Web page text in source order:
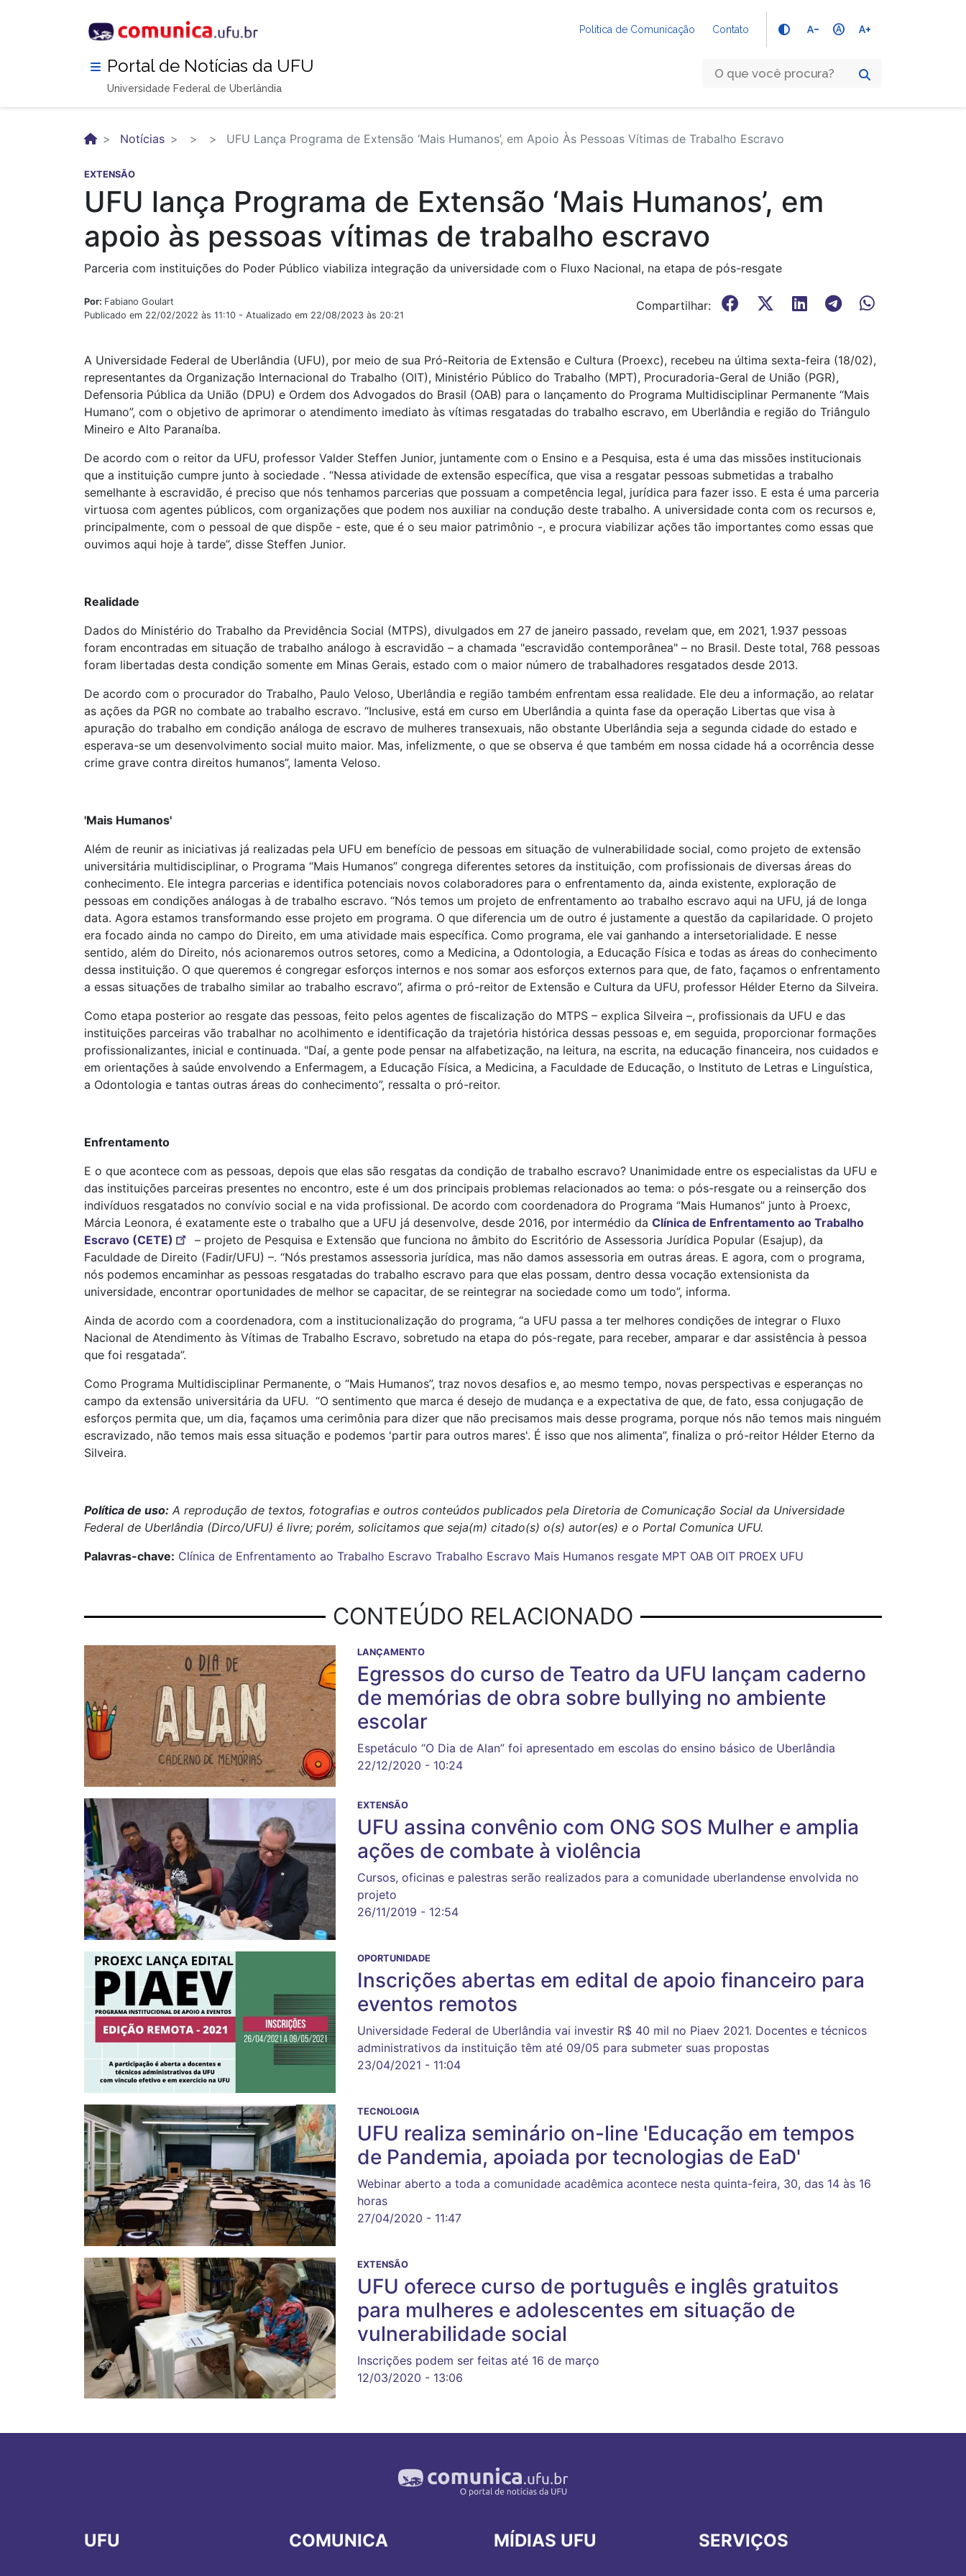
Política de Comunicação Contato text_decrease hdr_auto text_increase
Portal de Notícias da UFU
Universidade Federal de Uberlândia
Notícias UFU Lança Programa de Extensão ‘Mais Humanos’, em Apoio Às Pessoas Vítimas de Trabalho Escravo
EXTENSÃO
UFU lança Programa de Extensão ‘Mais Humanos’, em
apoio às pessoas vítimas de trabalho escravo
Parceria com instituições do Poder Público viabiliza integração da universidade com o Fluxo Nacional, na etapa de pós-resgate
Por: Fabiano Goulart
Publicado em 22/02/2022 às 11:10 - Atualizado em 22/08/2023 às 20:21
Compartilhar:
A Universidade Federal de Uberlândia (UFU), por meio de sua Pró-Reitoria de Extensão e Cultura (Proexc), recebeu na última sexta-feira (18/02),
representantes da Organização Internacional do Trabalho (OIT), Ministério Público do Trabalho (MPT), Procuradoria-Geral de União (PGR),
Defensoria Pública da União (DPU) e Ordem dos Advogados do Brasil (OAB) para o lançamento do Programa Multidisciplinar Permanente “Mais
Humano”, com o objetivo de aprimorar o atendimento imediato às vítimas resgatadas do trabalho escravo, em Uberlândia e região do Triângulo
Mineiro e Alto Paranaíba.
De acordo com o reitor da UFU, professor Valder Steffen Junior, juntamente com o Ensino e a Pesquisa, esta é uma das missões institucionais
que a instituição cumpre junto à sociedade . “Nessa atividade de extensão específica, que visa a resgatar pessoas submetidas a trabalho
semelhante à escravidão, é preciso que nós tenhamos parcerias que possuam a competência legal, jurídica para fazer isso. E esta é uma parceria
virtuosa com agentes públicos, com organizações que podem nos auxiliar na condução deste trabalho. A universidade conta com os recursos e,
principalmente, com o pessoal de que dispõe - este, que é o seu maior patrimônio -, e procura viabilizar ações tão importantes como essas que
ouvimos aqui hoje à tarde”, disse Steffen Junior.
Realidade
Dados do Ministério do Trabalho da Previdência Social (MTPS), divulgados em 27 de janeiro passado, revelam que, em 2021, 1.937 pessoas
foram encontradas em situação de trabalho análogo à escravidão – a chamada "escravidão contemporânea" – no Brasil. Deste total, 768 pessoas
foram libertadas desta condição somente em Minas Gerais, estado com o maior número de trabalhadores resgatados desde 2013.
De acordo com o procurador do Trabalho, Paulo Veloso, Uberlândia e região também enfrentam essa realidade. Ele deu a informação, ao relatar
as ações da PGR no combate ao trabalho escravo. “Inclusive, está em curso em Uberlândia a quinta fase da operação Libertas que visa à
apuração do trabalho em condição análoga de escravo de mulheres transexuais, não obstante Uberlândia seja a segunda cidade do estado e
esperava-se um desenvolvimento social muito maior. Mas, infelizmente, o que se observa é que também em nossa cidade há a ocorrência desse
crime grave contra direitos humanos”, lamenta Veloso.
'Mais Humanos'
Além de reunir as iniciativas já realizadas pela UFU em benefício de pessoas em situação de vulnerabilidade social, como projeto de extensão
universitária multidisciplinar, o Programa “Mais Humanos” congrega diferentes setores da instituição, com profissionais de diversas áreas do
conhecimento. Ele integra parcerias e identifica potenciais novos colaboradores para o enfrentamento da, ainda existente, exploração de
pessoas em condições análogas à de trabalho escravo. “Nós temos um projeto de enfrentamento ao trabalho escravo aqui na UFU, já de longa
data. Agora estamos transformando esse projeto em programa. O que diferencia um de outro é justamente a questão da capilaridade. O projeto
era focado ainda no campo do Direito, em uma atividade mais específica. Como programa, ele vai ganhando a intersetorialidade. E nesse
sentido, além do Direito, nós acionaremos outros setores, como a Medicina, a Odontologia, a Educação Física e todas as áreas do conhecimento
dessa instituição. O que queremos é congregar esforços internos e nos somar aos esforços externos para que, de fato, façamos o enfrentamento
a essas situações de trabalho similar ao trabalho escravo”, afirma o pró-reitor de Extensão e Cultura da UFU, professor Hélder Eterno da Silveira.
Como etapa posterior ao resgate das pessoas, feito pelos agentes de fiscalização do MTPS – explica Silveira –, profissionais da UFU e das
instituições parceiras vão trabalhar no acolhimento e identificação da trajetória histórica dessas pessoas e, em seguida, proporcionar formações
profissionalizantes, inicial e continuada. "Daí, a gente pode pensar na alfabetização, na leitura, na escrita, na educação financeira, nos cuidados e
em orientações à saúde envolvendo a Enfermagem, a Educação Física, a Medicina, a Faculdade de Educação, o Instituto de Letras e Linguística,
a Odontologia e tantas outras áreas do conhecimento”, ressalta o pró-reitor.
Enfrentamento
E o que acontece com as pessoas, depois que elas são resgatas da condição de trabalho escravo? Unanimidade entre os especialistas da UFU e
das instituições parceiras presentes no encontro, este é um dos principais problemas relacionados ao tema: o pós-resgate ou a reinserção dos
indivíduos resgatados no convívio social e na vida profissional. De acordo com coordenadora do Programa “Mais Humanos” junto à Proexc,
Márcia Leonora, é exatamente este o trabalho que a UFU já desenvolve, desde 2016, por intermédio da Clínica de Enfrentamento ao Trabalho
Escravo (CETE)
– projeto de Pesquisa e Extensão que funciona no âmbito do Escritório de Assessoria Jurídica Popular (Esajup), da
Faculdade de Direito (Fadir/UFU) –. “Nós prestamos assessoria jurídica, mas não damos assessoria em outras áreas. E agora, com o programa,
nós podemos encaminhar as pessoas resgatadas do trabalho escravo para que elas possam, dentro dessa vocação extensionista da
universidade, encontrar oportunidades de melhor se capacitar, de se reintegrar na sociedade como um todo”, informa.
Ainda de acordo com a coordenadora, com a institucionalização do programa, “a UFU passa a ter melhores condições de integrar o Fluxo
Nacional de Atendimento às Vítimas de Trabalho Escravo, sobretudo na etapa do pós-regate, para receber, amparar e dar assistência à pessoa
que foi resgatada”.
Como Programa Multidisciplinar Permanente, o “Mais Humanos”, traz novos desafios e, ao mesmo tempo, novas perspectivas e esperanças no
campo da extensão universitária da UFU. “O sentimento que marca é desejo de mudança e a expectativa de que, de fato, essa conjugação de
esforços permita que, um dia, façamos uma cerimônia para dizer que não precisamos mais desse programa, porque nós não temos mais ninguém
escravizado, não temos mais essa situação e podemos 'partir para outros mares'. É isso que nos alimenta”, finaliza o pró-reitor Hélder Eterno da
Silveira.
Política de uso: A reprodução de textos, fotografias e outros conteúdos publicados pela Diretoria de Comunicação Social da Universidade
Federal de Uberlândia (Dirco/UFU) é livre; porém, solicitamos que seja(m) citado(s) o(s) autor(es) e o Portal Comunica UFU.
Palavras-chave: Clínica de Enfrentamento ao Trabalho Escravo Trabalho Escravo Mais Humanos resgate MPT OAB OIT PROEX UFU
CONTEÚDO RELACIONADO
LANÇAMENTO
Egressos do curso de Teatro da UFU lançam caderno
de memórias de obra sobre bullying no ambiente
escolar
Espetáculo “O Dia de Alan” foi apresentado em escolas do ensino básico de Uberlândia
22/12/2020 - 10:24
EXTENSÃO
UFU assina convênio com ONG SOS Mulher e amplia
ações de combate à violência
Cursos, oficinas e palestras serão realizados para a comunidade uberlandense envolvida no
projeto
26/11/2019 - 12:54
OPORTUNIDADE
Inscrições abertas em edital de apoio financeiro para
eventos remotos
Universidade Federal de Uberlândia vai investir R$ 40 mil no Piaev 2021. Docentes e técnicos
administrativos da instituição têm até 09/05 para submeter suas propostas
23/04/2021 - 11:04
TECNOLOGIA
UFU realiza seminário on-line 'Educação em tempos
de Pandemia, apoiada por tecnologias de EaD'
Webinar aberto a toda a comunidade acadêmica acontece nesta quinta-feira, 30, das 14 às 16
horas
27/04/2020 - 11:47
EXTENSÃO
UFU oferece curso de português e inglês gratuitos
para mulheres e adolescentes em situação de
vulnerabilidade social
Inscrições podem ser feitas até 16 de março
12/03/2020 - 13:06
UFU COMUNICA MÍDIAS UFU SERVIÇOS